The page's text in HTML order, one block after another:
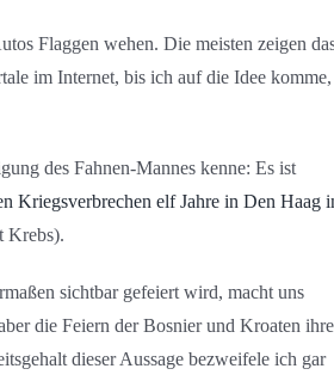
Flaggen wehen. Die meisten zeigen
im Internet, bis ich auf die Idee komme,
des Fahnen-Mannes kenne: Es ist
Kriegsverbrechen elf Jahre in Den Haag
Krebs).
sichtbar gefeiert wird, macht uns
die Feiern der Bosnier und Kroaten
dieser Aussage bezweifele ich gar